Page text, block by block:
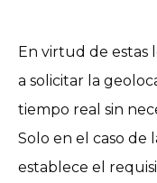
En virtud de estas
a solicitar la
tiempo real sin
Solo en el caso de
establece el